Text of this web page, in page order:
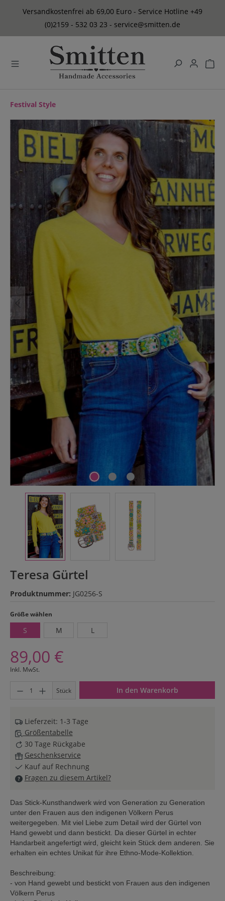
springen
Versandkostenfrei ab 69,00 Euro - Service Hotline +49
(0)2159 - 532 03 23 - service@smitten.de
Festival Style
Bildergalerie überspringen
Teresa Gürtel
Produktnummer: JG0256-S
Größe wählen
S
M L
89,00 €
Inkl. MwSt.
Produkt Anzahl: Gib den gewünschten Wert ein oder
Stück In den Warenkorb
Lieferzeit: 1-3 Tage
Größentabelle
30 Tage Rückgabe
Geschenkservice
Kauf auf Rechnung
Fragen zu diesem Artikel?
Das Stick-Kunsthandwerk wird von Generation zu Generation
unter den Frauen aus den indigenen Völkern Perus
weitergegeben. Mit viel Liebe zum Detail wird der Gürtel von
Hand gewebt und dann bestickt. Da dieser Gürtel in echter
Handarbeit angefertigt wird, gleicht kein Stück dem anderen. Sie
erhalten ein echtes Unikat für ihre Ethno-Mode-Kollektion.
Beschreibung:
- von Hand gewebt und bestickt von Frauen aus den indigenen
Völkern Perus